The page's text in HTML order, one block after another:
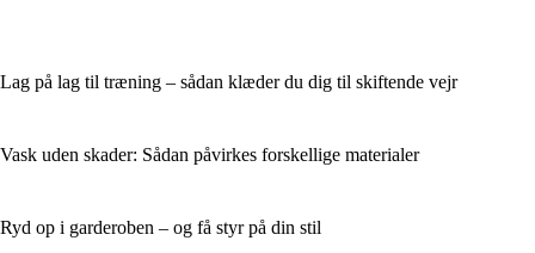
Lag på lag til træning – sådan klæder du dig til skiftende vejr
Vask uden skader: Sådan påvirkes forskellige materialer
Ryd op i garderoben – og få styr på din stil